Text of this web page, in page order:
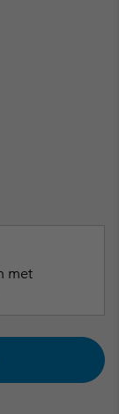
met